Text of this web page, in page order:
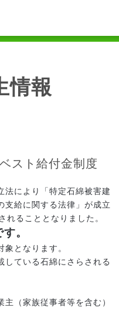
情報
スト給付金制度
法により「特定石綿被害建
支給に関する法律」が成立
れることとなりました。
。
となります。
ている石綿にさらされる
（家族従事者等を含む）